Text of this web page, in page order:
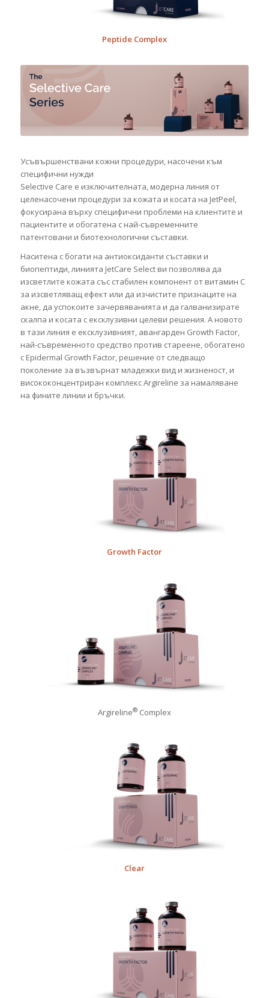
Peptide Complex
Усъвършенствани кожни процедури, насочени към
специфични нужди
Selective Care е изключителната, модерна линия от
целенасочени процедури за кожата и косата на JetPeel,
фокусирана върху специфични проблеми на клиентите и
пациентите и обогатена с най-съвременните
патентовани и биотехнологични съставки.
Наситена с богати на антиоксиданти съставки и
биопептиди, линията JetCare Select ви позволява да
изсветлите кожата със стабилен компонент от витамин С
за изсветляващ ефект или да изчистите признаците на
акне, да успокоите зачервяванията и да галванизирате
скалпа и косата с ексклузивни целеви решения. А новото
в тази линия е ексклузивният, авангарден Growth Factor,
най-съвременното средство против стареене, обогатено
с Epidermal Growth Factor, решение от следващо
поколение за възвърнат младежки вид и жизненост, и
висококонцентриран комплекс Argireline за намаляване
на фините линии и бръчки.
Growth Factor
Argireline®Complex
Clear